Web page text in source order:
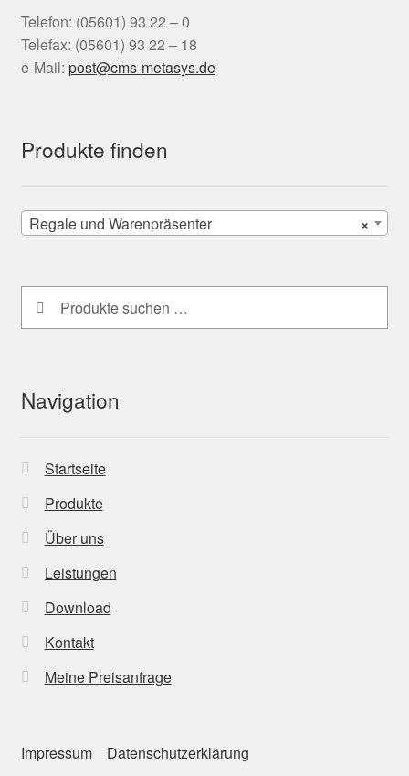
Telefon: (05601) 93 22 – 0
Telefax: (05601) 93 22 – 18
e-Mail:
ed.sy
satem
-smc@
tsop
Produkte finden
×
Regale und Warenpräsenter
Suchen
nach:
Suchen
Navigation
Startseite
Produkte
Über uns
Leistungen
Download
Kontakt
Meine Preisanfrage
Impressum Datenschutzerklärung